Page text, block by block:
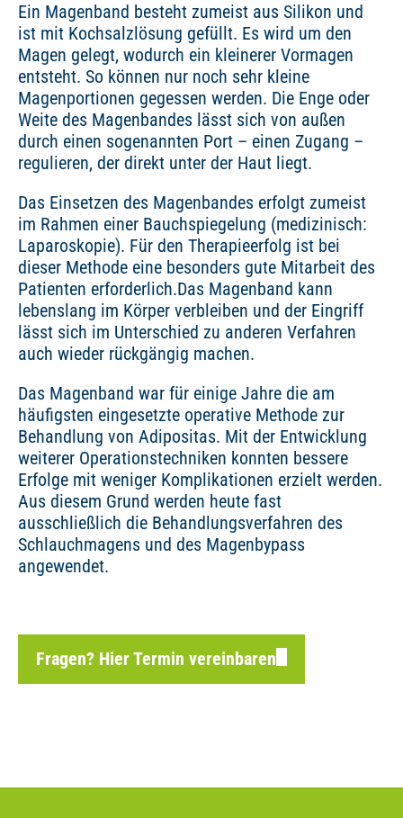
Ein Magenband besteht zumeist aus Silikon und
ist mit Kochsalzlösung gefüllt. Es wird um den
Magen gelegt, wodurch ein kleinerer Vormagen
entsteht. So können nur noch sehr kleine
Magenportionen gegessen werden. Die Enge oder
Weite des Magenbandes lässt sich von außen
durch einen sogenannten Port – einen Zugang –
regulieren, der direkt unter der Haut liegt.
Das Einsetzen des Magenbandes erfolgt zumeist
im Rahmen einer Bauchspiegelung (medizinisch:
Laparoskopie). Für den Therapieerfolg ist bei
dieser Methode eine besonders gute Mitarbeit des
Patienten erforderlich.Das Magenband kann
lebenslang im Körper verbleiben und der Eingriff
lässt sich im Unterschied zu anderen Verfahren
auch wieder rückgängig machen.
Das Magenband war für einige Jahre die am
häufigsten eingesetzte operative Methode zur
Behandlung von Adipositas. Mit der Entwicklung
weiterer Operationstechniken konnten bessere
Erfolge mit weniger Komplikationen erzielt werden.
Aus diesem Grund werden heute fast
ausschließlich die Behandlungsverfahren des
Schlauchmagens und des Magenbypass
angewendet.
Fragen? Hier Termin vereinbaren